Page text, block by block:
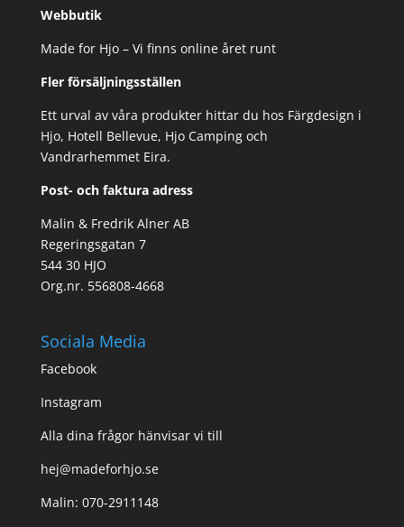
Webbutik
Made for Hjo – Vi finns online året runt
Fler försäljningsställen
Ett urval av våra produkter hittar du hos Färgdesign i
Hjo, Hotell Bellevue, Hjo Camping och
Vandrarhemmet Eira.
Post- och faktura adress
Malin & Fredrik Alner AB
Regeringsgatan 7
544 30 HJO
Org.nr. 556808-4668
Sociala Media
Facebook
Instagram
Alla dina frågor hänvisar vi till
hej@madeforhjo.se
Malin: 070-2911148